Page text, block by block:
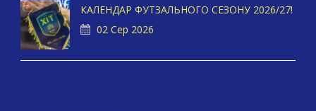
КАЛЕНДАР ФУТЗАЛЬНОГО СЕЗОНУ 2026/27!
02 Сер 2026